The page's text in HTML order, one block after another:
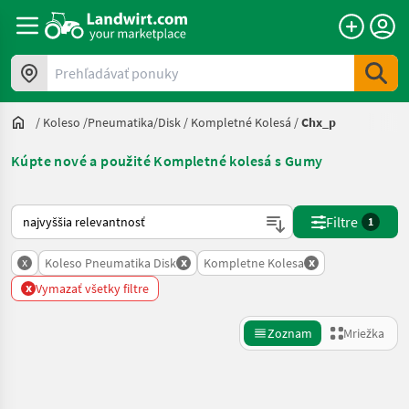
Prehľadávať ponuky
/ Koleso /Pneumatika/Disk / Kompletné Kolesá /Chx_p
Kúpte nové a použité Kompletné kolesá s Gumy
Takto sa vykonáva triedenie na Landwirt.com
Filtre 1
x Koleso Pneumatika Disk x Kompletne Kolesa x
x Vymazať všetky filtre
Zoznam Mriežka